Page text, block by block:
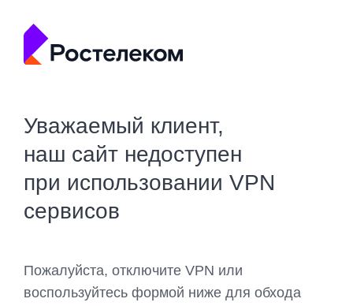
Уважаемый клиент,
наш сайт недоступен
при использовании VPN
сервисов
Пожалуйста, отключите VPN или
воспользуйтесь формой ниже для обхода